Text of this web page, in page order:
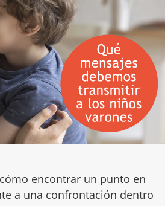
encontrar un punto en
a una confrontación dentro